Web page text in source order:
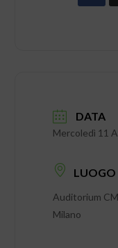
DATA
Mercoledì 11
LUOGO
Auditorium
Milano